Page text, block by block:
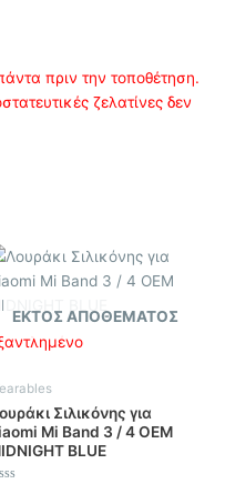
πριν την τοποθέτηση.
ζελατίνες δεν
ΕΚΤΌΣ ΑΠΟΘΈΜΑΤΟΣ
Σιλικόνης για
Mi Band 3 / 4 OEM
BLUE